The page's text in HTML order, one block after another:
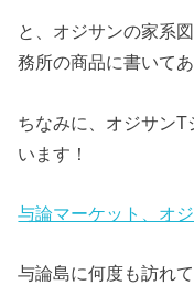
と、オジサンの家系
務所の商品に書いてあ
ちなみに、オジサン
います！
与論マーケット、オ
与論島に何度も訪れ